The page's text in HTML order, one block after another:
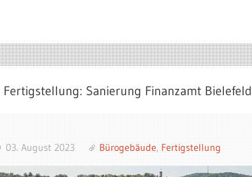
Fertigstellung: Sanierung Finanzamt Bielefeld
03. August 2023 Bürogebäude, Fertigstellung